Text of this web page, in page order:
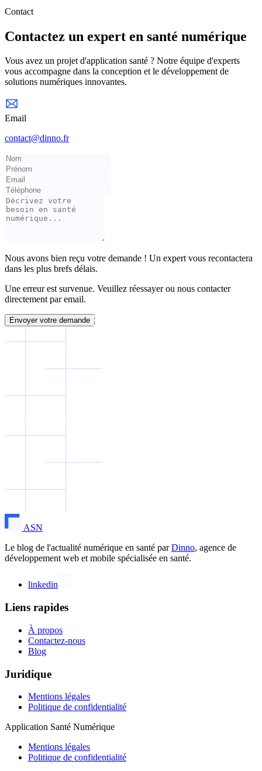
Contact
Contactez un expert en santé numérique
Vous avez un projet d'application santé ? Notre équipe d'experts
vous accompagne dans la conception et le développement de
solutions numériques innovantes.
Email
contact@dinno.fr
Nous avons bien reçu votre demande ! Un expert vous recontactera
dans les plus brefs délais.
Une erreur est survenue. Veuillez réessayer ou nous contacter
directement par email.
Envoyer votre demande
ASN
Le blog de l'actualité numérique en santé parDinno, agence de
développement web et mobile spécialisée en santé.
linkedin
Liens rapides
À propos
Contactez-nous
Blog
Juridique
Mentions légales
Politique de confidentialité
Application Santé Numérique
Mentions légales
Politique de confidentialité